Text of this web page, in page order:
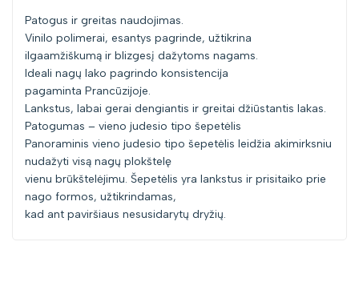
Patogus ir greitas naudojimas.
Vinilo polimerai, esantys pagrinde, užtikrina
ilgaamžiškumą ir blizgesį dažytoms nagams.
Ideali nagų lako pagrindo konsistencija
pagaminta Prancūzijoje.
Lankstus, labai gerai dengiantis ir greitai džiūstantis lakas.
Patogumas – vieno judesio tipo šepetėlis
Panoraminis vieno judesio tipo šepetėlis leidžia akimirksniu
nudažyti visą nagų plokštelę
vienu brūkštelėjimu. Šepetėlis yra lankstus ir prisitaiko prie
nago formos, užtikrindamas,
kad ant paviršiaus nesusidarytų dryžių.